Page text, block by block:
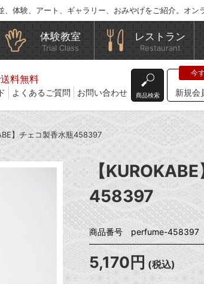
体験、アート、ギャラリー、おみやげをご紹介。オン
体験教室
Trial Class
レストラン
Restaurant
送料無料
よくあるご質問 お問い合わせ 商品検索 新規会
】チェコ製香水瓶458397
【
458397
商品番号 perfume-458397
5,170円 (税込)